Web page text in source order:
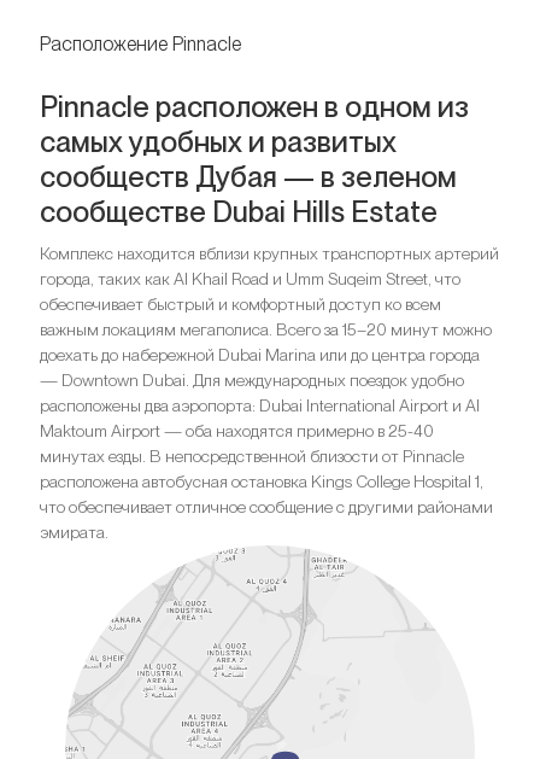
Расположение Pinnacle
Pinnacle расположен в одном из
самых удобных и развитых
сообществ Дубая — в зеленом
сообществе Dubai Hills Estate
Комплекс находится вблизи крупных транспортных артерий
города, таких как Al Khail Road и Umm Suqeim Street, что
обеспечивает быстрый и комфортный доступ ко всем
важным локациям мегаполиса. Всего за 15–20 минут можно
доехать до набережной Dubai Marina или до центра города
— Downtown Dubai. Для международных поездок удобно
расположены два аэропорта: Dubai International Airport и Al
Maktoum Airport — оба находятся примерно в 25-40
минутах езды. В непосредственной близости от Pinnacle
расположена автобусная остановка Kings College Hospital 1,
что обеспечивает отличное сообщение с другими районами
эмирата.